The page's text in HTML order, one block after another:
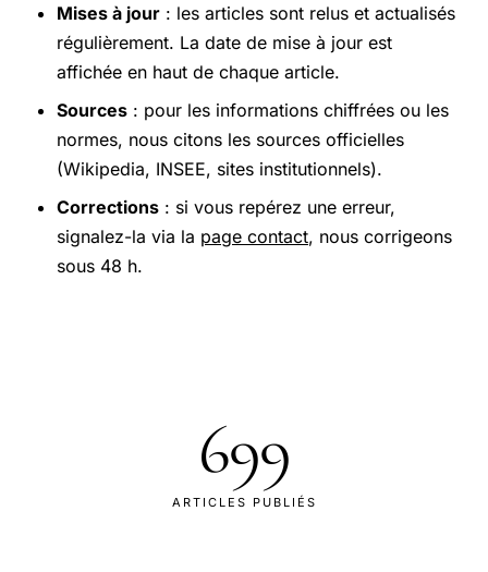
Mises à jour : les articles sont relus et actualisés
régulièrement. La date de mise à jour est
affichée en haut de chaque article.
Sources : pour les informations chiffrées ou les
normes, nous citons les sources officielles
(Wikipedia, INSEE, sites institutionnels).
Corrections : si vous repérez une erreur,
signalez-la via la page contact, nous corrigeons
sous 48 h.
699
ARTICLES PUBLIÉS